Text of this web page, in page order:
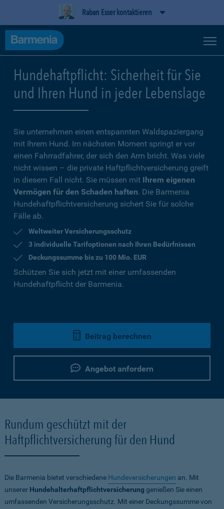
Raban Esser kontaktieren
Hundehaftpflicht: Sicherheit für Sie
und Ihren Hund in jeder Lebenslage
Sie unternehmen einen entspannten Waldspaziergang
mit Ihrem Hund. Im nächsten Moment springt er vor
einen Fahrradfahrer, der sich den Arm bricht. Was viele
nicht wissen – die private Haftpflichtversicherung greift
in diesem Fall nicht. Sie müssen mit Ihrem eigenen
Vermögen für den Schaden haften. Die Barmenia
Hundehaftpflichtversicherung sichert Sie für solche
Fälle ab.
Weltweiter Versicherungsschutz
3 individuelle Tarifoptionen nach Ihren Bedürfnissen
Deckungssumme bis zu 100 Mio. EUR
Schützen Sie sich jetzt mit einer umfassenden
Hundehaftpflicht der Barmenia.
Beitrag berechnen
Angebot anfordern
Rundum geschützt mit der
Haftpflichtversicherung für den Hund
Die Barmenia bietet verschiedene Hundeversicherungen an. Mit
unserer Hundehalterhaftpflichtversicherung genießen Sie einen
umfassenden Versicherungsschutz. Mit einer Deckungssumme von